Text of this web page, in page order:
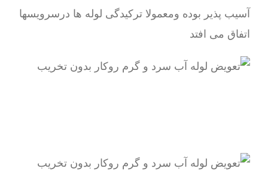
آسیب پذیر بوده ومعمولا ترکیدگی لوله ها درسرویسها
اتفاق می افتد